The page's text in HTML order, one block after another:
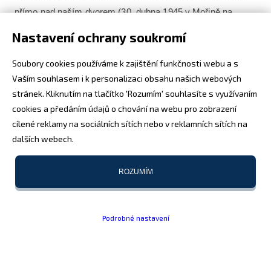
přímo nad naším dvorem (30. dubna 1945 v Mořině na
Berounsku - pozn. autora), kde uprostřed stál mohutný
strom a pod ním traktor. Letci se patrně domnívali, že jej tam
mají schovaný Němci, kteří v noci houfně opouštěli naše
území... Když nad námi začala hučet letadla, zakřičel na
rychle schovala. Byla jsem právě uprostřed dvora; skočila
jsem tedy pod strom a přitiskla se ke kmeni. Ve vteřině
kolem mne létaly náboje, ale žádný mě ani neškrábl! Ovšem
traktor vedle mě byl na maděru a pan Košák na mrtvici.“
Nastavení ochrany soukromí
Soubory cookies používáme k zajištění funkčnosti webu a s
Vaším souhlasem i k personalizaci obsahu našich webových
stránek. Kliknutím na tlačítko 'Rozumím' souhlasíte s využívaním
cookies a předáním údajů o chování na webu pro zobrazení
cílené reklamy na sociálních sítích nebo v reklamních sítích na
dalších webech.
ROZUMÍM
Podrobné nastavení